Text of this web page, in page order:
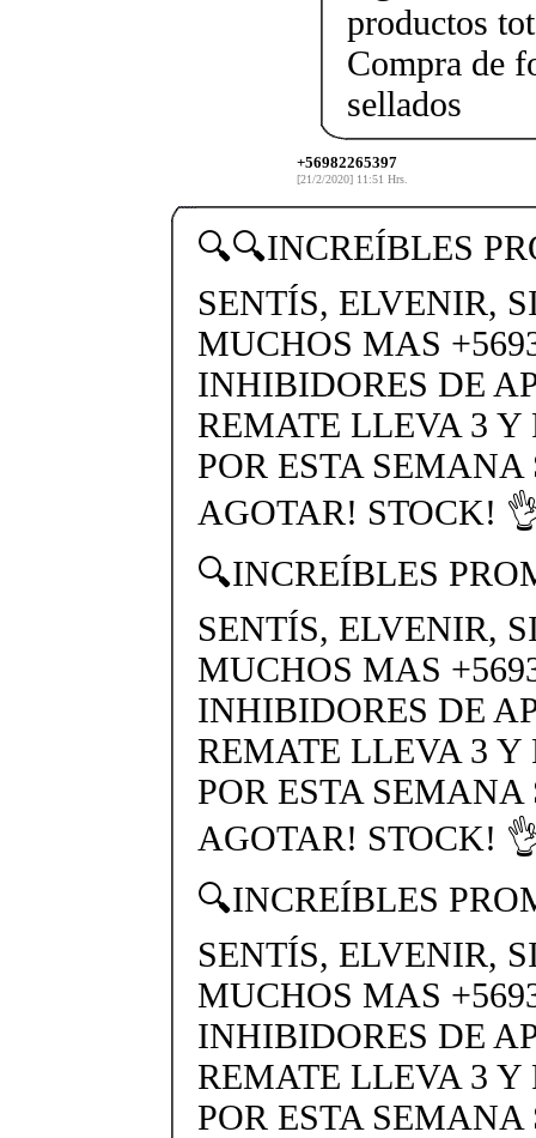
productos
Compra de
sellados
+56982265397
[21/2/2020] 11:51 Hrs.
🔍🔍INCREÍBLES
SENTÍS, ELVENIR,
MUCHOS MAS
INHIBIDORES DE
REMATE LLEVA 3 Y
POR ESTA
AGOTAR! STOCK!
🔍INCREÍBLES
SENTÍS, ELVENIR,
MUCHOS MAS
INHIBIDORES DE
REMATE LLEVA 3 Y
POR ESTA
AGOTAR! STOCK!
🔍INCREÍBLES
SENTÍS, ELVENIR,
MUCHOS MAS
INHIBIDORES DE
REMATE LLEVA 3 Y
POR ESTA